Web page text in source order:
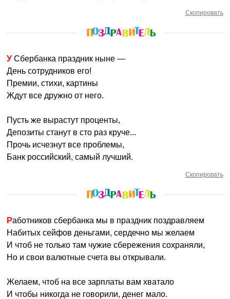
Скопировать
У Сбербанка праздник ныне —
День сотрудников его!
Премии, стихи, картины
Ждут все дружно от него.
Пусть же вырастут проценты,
Депозиты станут в сто раз круче...
Прочь исчезнут все проблемы,
Банк российский, самый лучший.
Скопировать
Работников сбербанка мы в праздник поздравляем
Набитых сейфов деньгами, сердечно мы желаем
И чтоб не только там чужие сбережения сохраняли,
Но и свои валютные счета вы открывали.
Желаем, чтоб на все зарплаты вам хватало
И чтобы никогда не говорили, денег мало.